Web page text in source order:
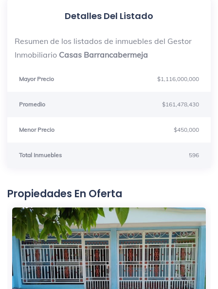
Detalles Del Listado
Resumen de los listados de inmuebles del Gestor
Inmobiliario Casas Barrancabermeja
Mayor Precio $1,116,000,000
Promedio $161,478,430
Menor Precio $450,000
Total Inmuebles 596
Propiedades En Oferta